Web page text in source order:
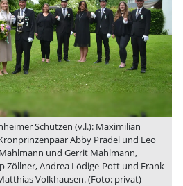
Schützen (v.l.): Maximilian
Abby Prädel und Leo
und Gerrit Mahlmann,
Zöllner, Andrea Lödige-Pott und Frank
Volkhausen. (Foto: privat)